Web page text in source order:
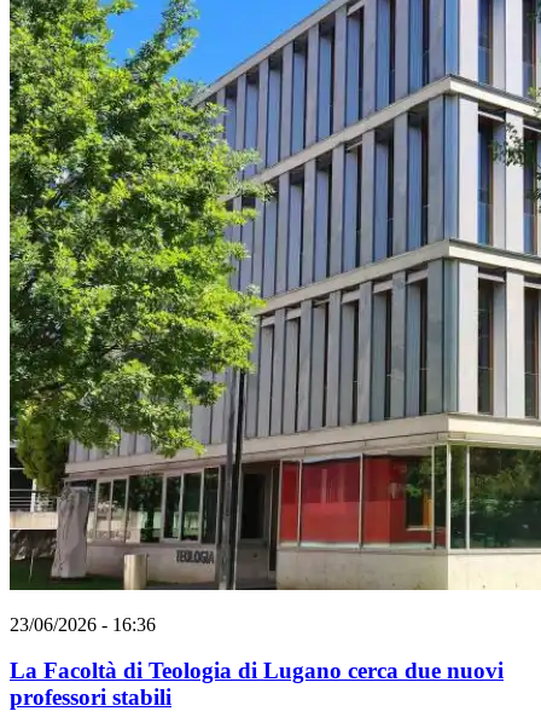
23/06/2026 - 16:36
La Facoltà di Teologia di Lugano cerca due nuovi
professori stabili